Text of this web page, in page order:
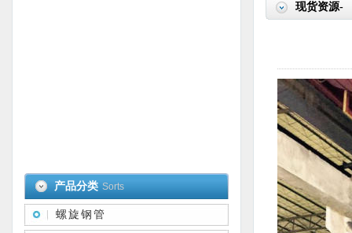
产品分类 Sorts
螺旋钢管
现货资源-